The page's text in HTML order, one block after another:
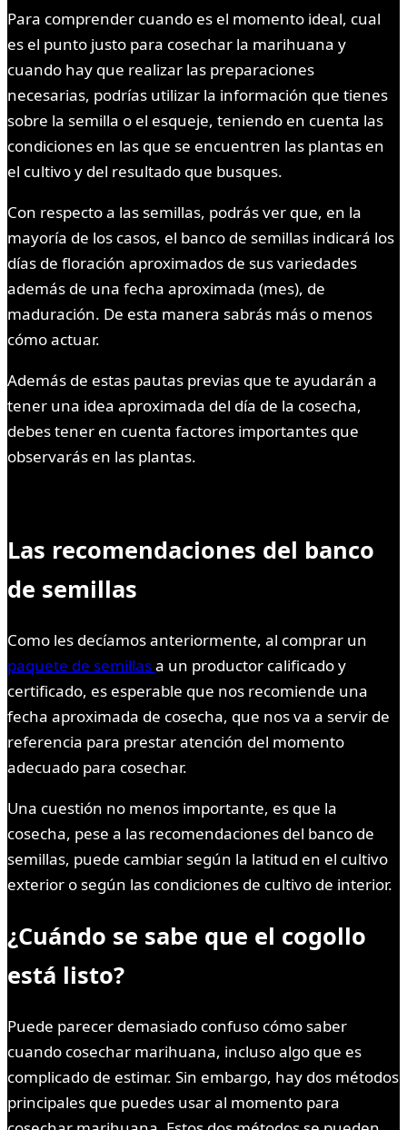
Para comprender cuando es el momento ideal, cual
es el punto justo para cosechar la marihuana y
cuando hay que realizar las preparaciones
necesarias, podrías utilizar la información que tienes
sobre la semilla o el esqueje, teniendo en cuenta las
condiciones en las que se encuentren las plantas en
el cultivo y del resultado que busques.
Con respecto a las semillas, podrás ver que, en la
mayoría de los casos, el banco de semillas indicará los
días de floración aproximados de sus variedades
además de una fecha aproximada (mes), de
maduración. De esta manera sabrás más o menos
cómo actuar.
Además de estas pautas previas que te ayudarán a
tener una idea aproximada del día de la cosecha,
debes tener en cuenta factores importantes que
observarás en las plantas.
Las recomendaciones del banco
de semillas
Como les decíamos anteriormente, al comprar un
paquete de semillasa un productor calificado y
certificado, es esperable que nos recomiende una
fecha aproximada de cosecha, que nos va a servir de
referencia para prestar atención del momento
adecuado para cosechar.
Una cuestión no menos importante, es que la
cosecha, pese a las recomendaciones del banco de
semillas, puede cambiar según la latitud en el cultivo
exterior o según las condiciones de cultivo de interior.
¿Cuándo se sabe que el cogollo
está listo?
Puede parecer demasiado confuso cómo saber
cuando cosechar marihuana, incluso algo que es
complicado de estimar. Sin embargo, hay dos métodos
principales que puedes usar al momento para